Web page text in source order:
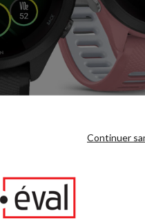
Continuer